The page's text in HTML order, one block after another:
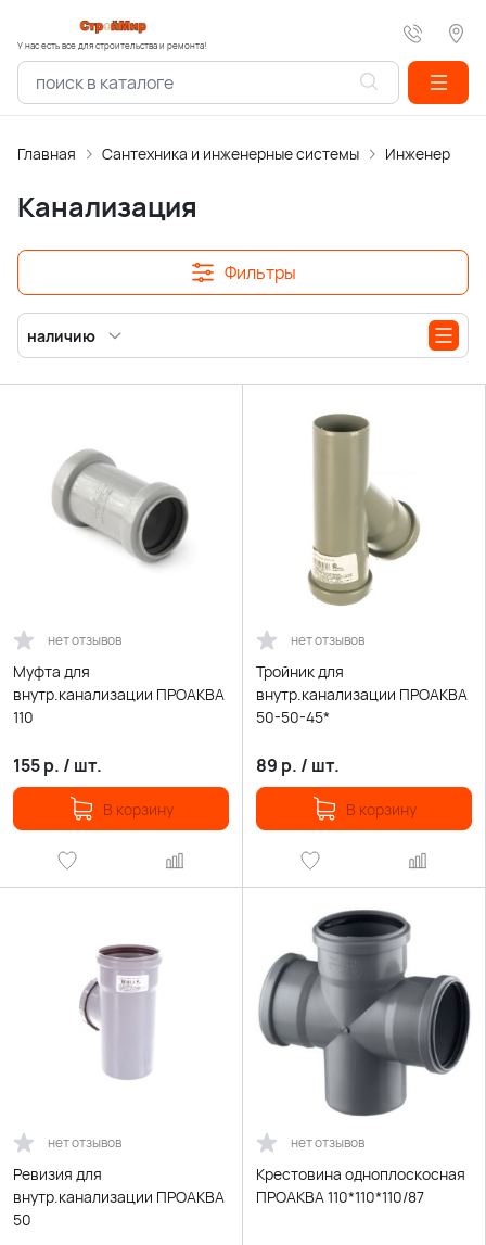
У нас есть все для строительства и ремонта!
Главная Сантехника и инженерные системы Инженерная
Канализация
Фильтры
наличию
нет отзывов
Муфта для
внутр.канализации ПРОАКВА
110
155р. / шт.
В корзину
нет отзывов
Тройник для
внутр.канализации ПРОАКВА
50-50-45*
89 р. / шт.
В корзину
нет отзывов
Ревизия для
внутр.канализации ПРОАКВА
50
нет отзывов
Крестовина одноплоскосная
ПРОАКВА 110*110*110/87